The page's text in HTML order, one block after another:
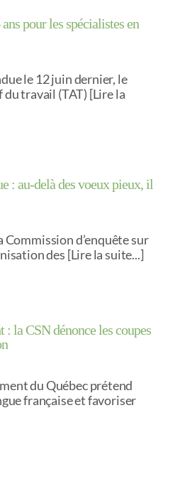
pour les spécialistes en
le 12 juin dernier, le
travail (TAT) [Lire la
: au-delà des voeux pieux, il
Commission d’enquête sur
des [Lire la suite...]
: la CSN dénonce les coupes
du Québec prétend
française et favoriser